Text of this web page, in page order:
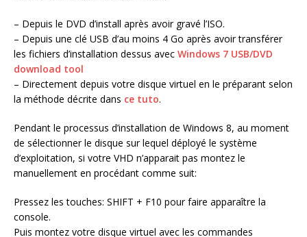
– Depuis le DVD d’install après avoir gravé l’ISO.
– Depuis une clé USB d’au moins 4 Go après avoir transférer
les fichiers d’installation dessus avec Windows 7 USB/DVD
download tool
– Directement depuis votre disque virtuel en le préparant selon
la méthode décrite dans ce tuto.
Pendant le processus d’installation de Windows 8, au moment
de sélectionner le disque sur lequel déployé le système
d’exploitation, si votre VHD n’apparait pas montez le
manuellement en procédant comme suit:
Pressez les touches: SHIFT + F10 pour faire apparaître la
console.
Puis montez votre disque virtuel avec les commandes